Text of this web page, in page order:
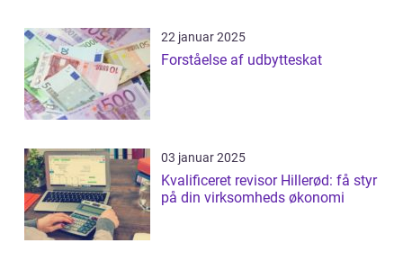
22 januar 2025
Forståelse af udbytteskat
03 januar 2025
Kvalificeret revisor Hillerød: få styr
på din virksomheds økonomi